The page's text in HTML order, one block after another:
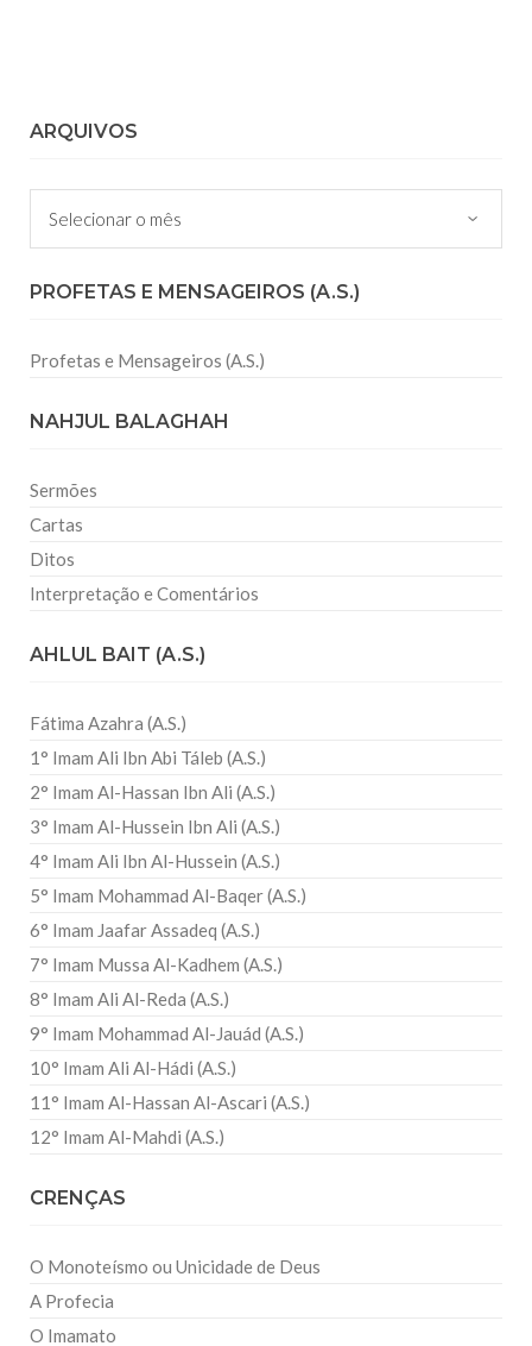
ARQUIVOS
Arquivos
PROFETAS E MENSAGEIROS (A.S.)
Profetas e Mensageiros (A.S.)
NAHJUL BALAGHAH
Sermões
Cartas
Ditos
Interpretação e Comentários
AHLUL BAIT (A.S.)
Fátima Azahra (A.S.)
1° Imam Ali Ibn Abi Táleb (A.S.)
2° Imam Al-Hassan Ibn Ali (A.S.)
3° Imam Al-Hussein Ibn Ali (A.S.)
4° Imam Ali Ibn Al-Hussein (A.S.)
5° Imam Mohammad Al-Baqer (A.S.)
6° Imam Jaafar Assadeq (A.S.)
7° Imam Mussa Al-Kadhem (A.S.)
8° Imam Ali Al-Reda (A.S.)
9° Imam Mohammad Al-Jauád (A.S.)
10° Imam Ali Al-Hádi (A.S.)
11° Imam Al-Hassan Al-Ascari (A.S.)
12° Imam Al-Mahdi (A.S.)
CRENÇAS
O Monoteísmo ou Unicidade de Deus
A Profecia
O Imamato